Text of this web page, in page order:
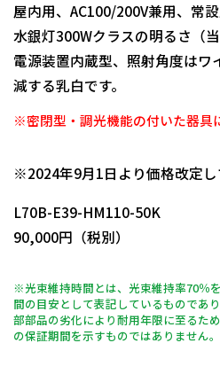
屋内用、AC100/200V兼用、常
水銀灯300Wクラスの明るさ（当
電源装置内蔵型、照射角度はワ
減する乳白です。
※密閉型・調光機能の付いた器具
※2024年9月1日より価格改定し
L70B-E39-HM110-50K
90,000円（税別）
※光束維持時間とは、光束維持率70％
間の目安として表記しているものであ
部部品の劣化により耐用年限に至るた
の保証期間を示すものではありません。